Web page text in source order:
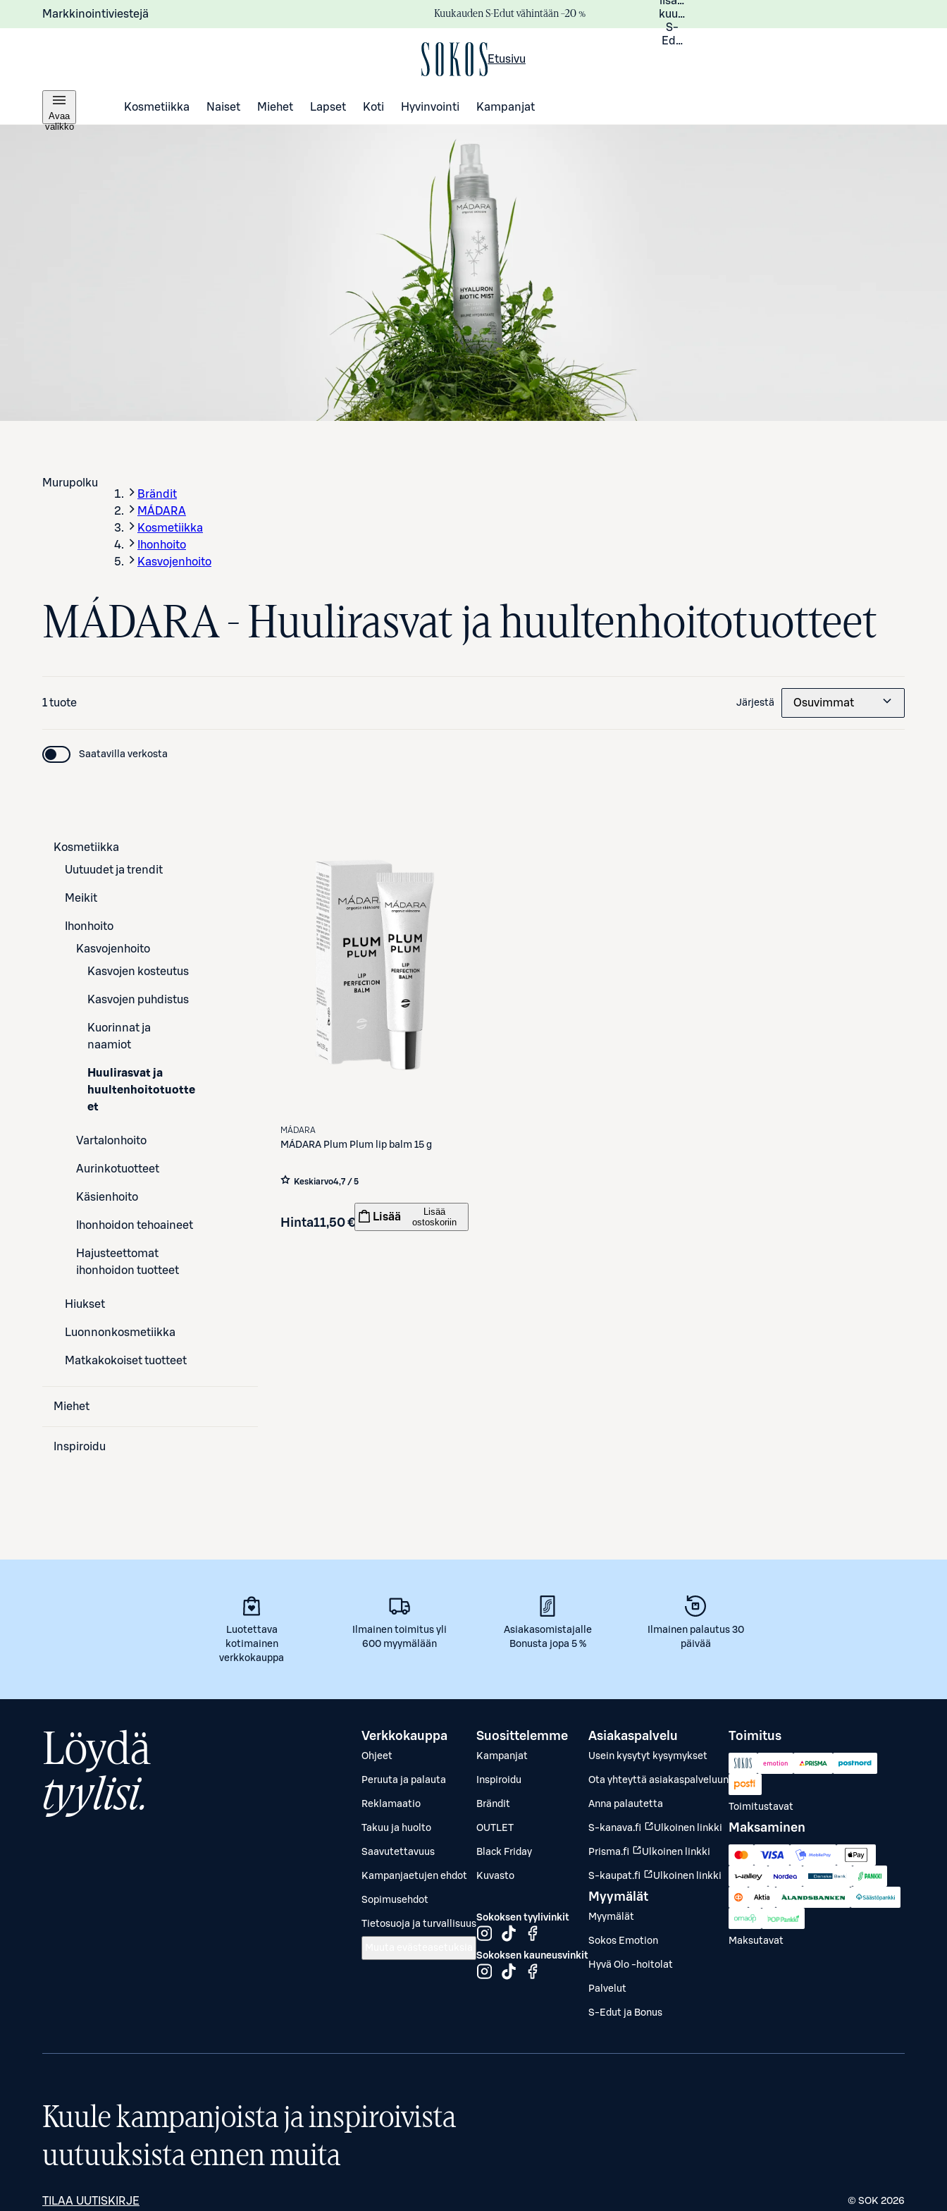
Markkinointiviestejä Kuukauden S-Edut vähintään –20 %
kuukauden
S-
Eduista
Etusivu
Avaa
valikko
Kosmetiikka Naiset Miehet Lapset Koti Hyvinvointi Kampanjat
Murupolku
Brändit
MÁDARA
Kosmetiikka
Ihonhoito
Kasvojenhoito
MÁDARA - Huulirasvat ja huultenhoitotuotteet
1 tuote Järjestä Osuvimmat
Saatavilla verkosta
Kosmetiikka
Uutuudet ja trendit
Meikit
Ihonhoito
Kasvojenhoito
Kasvojen kosteutus
Kasvojen puhdistus
Kuorinnat ja
naamiot
Huulirasvat ja
huultenhoitotuotte
et
Vartalonhoito
Aurinkotuotteet
Käsienhoito
Ihonhoidon tehoaineet
Hajusteettomat
ihonhoidon tuotteet
Hiukset
Luonnonkosmetiikka
Matkakokoiset tuotteet
Miehet
Inspiroidu
MÁDARA
MÁDARA Plum Plum lip balm 15 g
Keskiarvo4,7 / 5
Hinta11,50 € Lisää
Lisää
ostoskoriin
Luotettava
kotimainen
verkkokauppa
Ilmainen toimitus yli
600 myymälään
Asiakasomistajalle
Bonusta jopa 5 %
Ilmainen palautus 30
päivää
Löydä
tyylisi.
Verkkokauppa
Ohjeet
Peruuta ja palauta
Reklamaatio
Takuu ja huolto
Saavutettavuus
Kampanjaetujen ehdot
Sopimusehdot
Tietosuoja ja turvallisuus
Suosittelemme
Kampanjat
Inspiroidu
Brändit
OUTLET
Black Friday
Kuvasto
Sokoksen tyylivinkit
Sokoksen kauneusvinkit
Asiakaspalvelu
Usein kysytyt kysymykset
Ota yhteyttä asiakaspalveluun
Anna palautetta
S-kanava.fi Ulkoinen linkki
Prisma.fi Ulkoinen linkki
S-kaupat.fi Ulkoinen linkki
Myymälät
Myymälät
Sokos Emotion
Hyvä Olo -hoitolat
Palvelut
S-Edut ja Bonus
Toimitus
Toimitustavat
Maksaminen
Maksutavat
Kuule kampanjoista ja inspiroivista
uutuuksista ennen muita
TILAA UUTISKIRJE © SOK 2026